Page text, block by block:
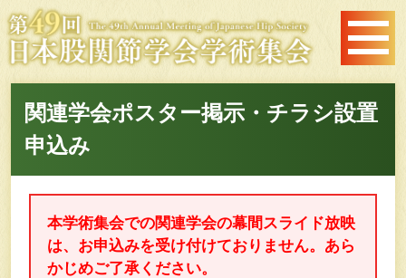
関連学会ポスター掲示・チラシ設置
申込み
本学術集会での関連学会の幕間スライド放映
は、お申込みを受け付けておりません。あら
かじめご了承ください。